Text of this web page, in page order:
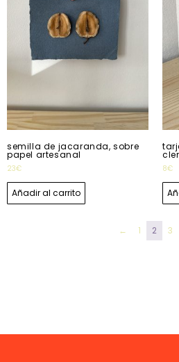
semilla de jacaranda, sobre
papel artesanal
23€
Añadir al carrito
8€
← 1 2 3